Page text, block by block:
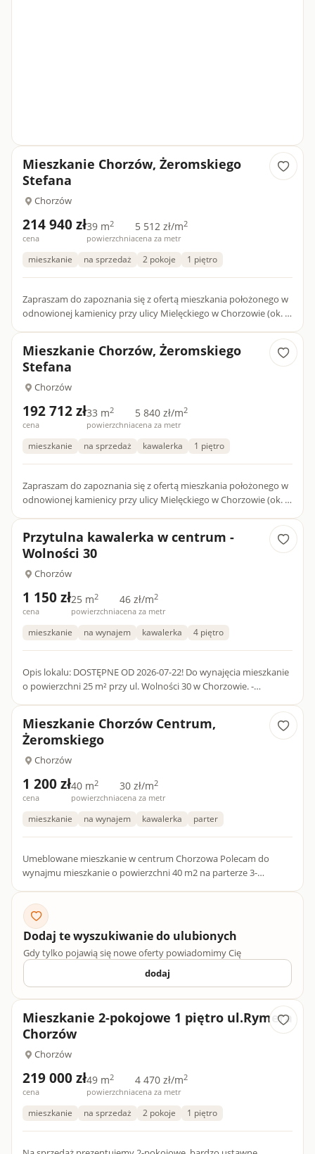
Mieszkanie Chorzów, Żeromskiego
Stefana
Chorzów
214 940 zł
cena
39 m2
powierzchnia
5 512 zł/m2
cena za metr
mieszkanie na sprzedaż 2 pokoje 1 piętro
Zapraszam do zapoznania się z ofertą mieszkania położonego w
odnowionej kamienicy przy ulicy Mielęckiego w Chorzowie (ok. 1
Mieszkanie Chorzów, Żeromskiego
Stefana
Chorzów
192 712 zł
cena
33 m2
powierzchnia
5 840 zł/m2
cena za metr
mieszkanie na sprzedaż kawalerka 1 piętro
Zapraszam do zapoznania się z ofertą mieszkania położonego w
odnowionej kamienicy przy ulicy Mielęckiego w Chorzowie (ok. 1
Przytulna kawalerka w centrum -
Wolności 30
Chorzów
1 150 zł
cena
25 m2
powierzchnia
46 zł/m2
cena za metr
mieszkanie na wynajem kawalerka 4 piętro
Opis lokalu: DOSTĘPNE OD 2026-07-22! Do wynajęcia mieszkanie
o powierzchni 25 m² przy ul. Wolności 30 w Chorzowie. -
Mieszkanie Chorzów Centrum,
Żeromskiego
Chorzów
1 200 zł
cena
40 m2
powierzchnia
30 zł/m2
cena za metr
mieszkanie na wynajem kawalerka parter
Umeblowane mieszkanie w centrum Chorzowa Polecam do
wynajmu mieszkanie o powierzchni 40 m2 na parterze 3-
Centrum, składając...
Dodaj te wyszukiwanie do ulubionych
Gdy tylko pojawią się nowe oferty powiadomimy Cię
dodaj
Mieszkanie 2-pokojowe 1 piętro ul.Rymera
Chorzów
Chorzów
219 000 zł
cena
49 m2
powierzchnia
4 470 zł/m2
cena za metr
mieszkanie na sprzedaż 2 pokoje 1 piętro